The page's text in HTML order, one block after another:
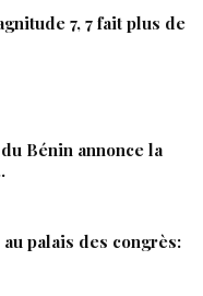
7, 7 fait plus de
Bénin annonce la
palais des congrès: